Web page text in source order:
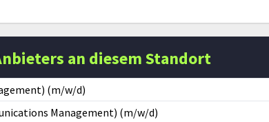
an diesem Standort
(m/w/d)
Management) (m/w/d)